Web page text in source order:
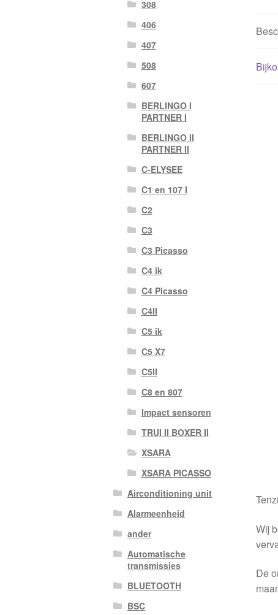
Wij
De
308
406
407
508
607
BERLINGO I
PARTNER I
BERLINGO II
PARTNER II
C-ELYSEE
C1 en 107 I
C2
C3
C3 Picasso
C4 ik
C4 Picasso
C4II
C5 ik
C5 X7
C5II
C8 en 807
Impact sensoren
TRUI II BOXER II
XSARA
XSARA PICASSO
Airconditioning unit
Alarmeenheid
ander
Automatische
transmissies
BLUETOOTH
BSC